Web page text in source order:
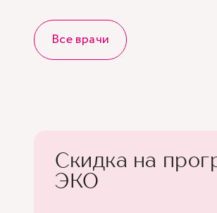
Все врачи
Скидка на
ЭКО